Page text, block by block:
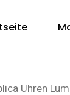
Uhren